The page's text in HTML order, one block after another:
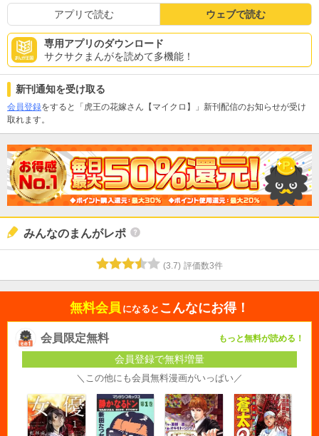
アプリで読む ウェブで読む
専用アプリのダウンロード
サクサクまんがを読めて多機能！
新刊通知を受け取る
会員登録をすると「虎王の花嫁さん【マイクロ】」新刊配信のお知らせが受け
取れます。
みんなのまんがレポ
(3.7) 評価数3件
無料会員 になると こんなにお得！
会員限定無料 もっと無料が読める！
会員登録で無料増量
＼この他にも会員無料漫画がいっぱい／